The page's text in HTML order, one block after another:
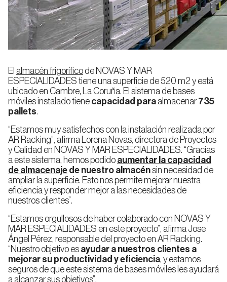
Rack
para
Picking
Rack
con
El almacén frigoríficode NOVAS Y MAR
ESPECIALIDADES tiene una superficie de 520 m2 y está
ubicado en Cambre, La Coruña. El sistema de bases
móviles instalado tiene capacidad paraalmacenar735
pallets.
“Estamos muy satisfechos con la instalación realizada por
AR Racking”, afirma Lorena Novas, directora de Proyectos
y Calidad en NOVAS Y MAR ESPECIALIDADES. “Gracias
a este sistema, hemos podido aumentar la capacidad
de almacenaje de nuestro almacénsin necesidad de
ampliar la superficie. Esto nos permite mejorar nuestra
eficiencia y responder mejor a las necesidades de
nuestros clientes”.
“Estamos orgullosos de haber colaborado con NOVAS Y
MAR ESPECIALIDADES en este proyecto”, afirma Jose
Ángel Pérez, responsable del proyecto en AR Racking.
“Nuestro objetivo es ayudar a nuestros clientes a
mejorar su productividad y eficiencia, y estamos
seguros de que este sistema de bases móviles les ayudará
a alcanzar sus objetivos”.